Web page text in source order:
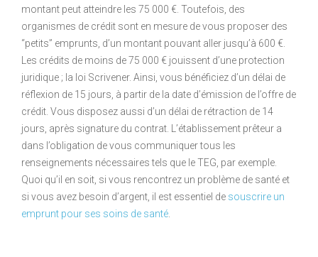
montant peut atteindre les 75 000 €. Toutefois, des
organismes de crédit sont en mesure de vous proposer des
“petits” emprunts, d’un montant pouvant aller jusqu’à 600 €.
Les crédits de moins de 75 000 € jouissent d’une protection
juridique ; la loi Scrivener. Ainsi, vous bénéficiez d’un délai de
réflexion de 15 jours, à partir de la date d’émission de l’offre de
crédit. Vous disposez aussi d’un délai de rétraction de 14
jours, après signature du contrat. L’établissement prêteur a
dans l’obligation de vous communiquer tous les
renseignements nécessaires tels que le TEG, par exemple.
Quoi qu’il en soit, si vous rencontrez un problème de santé et
si vous avez besoin d’argent, il est essentiel de souscrire un
emprunt pour ses soins de santé.